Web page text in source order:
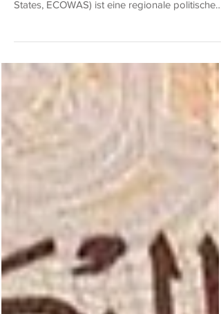
gemeinsamen Währung (ECO) nach
Staaten (Economic Community of West African
States, ECOWAS) ist eine regionale politische
und wirtschaftliche Union von fünfzehn Ländern
in Westafrika (Benin, Burkina Faso,
Elfenbeinküste, Gambia, Ghana, Guinea,
Bissau, Kap Verde, Liberia, Mali, Niger, Nigeria,
Senegal, Sierra Leone und Togo). Zusammen
umfassen diese Länder eine Fläche von
5.114.162 Quadratkilometern und haben eine
geschätzte Bevölkerung von über 424,34 Mil